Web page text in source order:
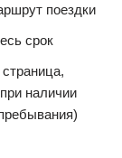
поездки
срок
наличии